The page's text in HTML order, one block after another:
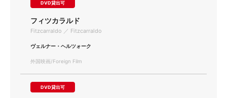
DVD貸出可
フィツカラルド
Fitzcarraldo ／ Fitzcarraldo
ヴェルナー・ヘルツォーク
外国映画/Foreign Film
DVD貸出可